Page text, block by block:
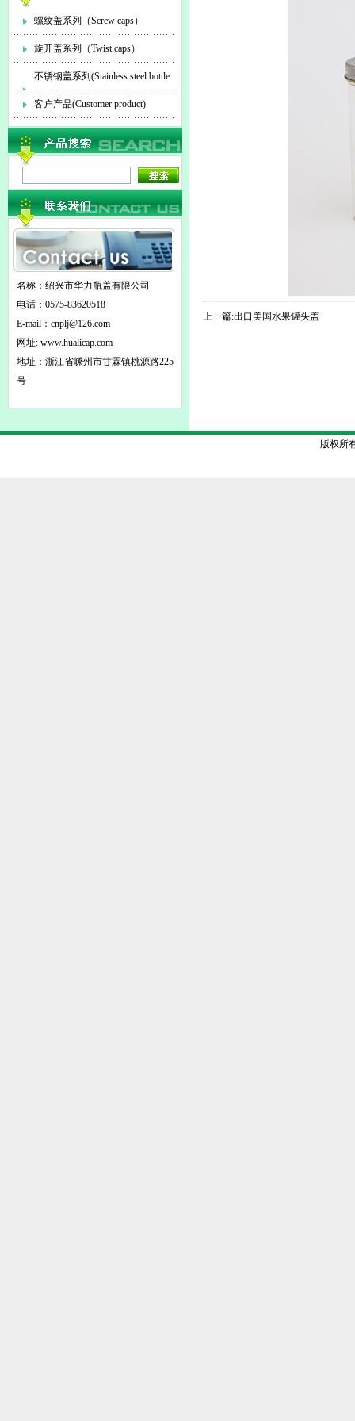
螺纹盖系列（Screw caps）
旋开盖系列（Twist caps）
不锈钢盖系列(Stainless steel bottle
cap)
客户产品(Customer product)
名称：绍兴市华力瓶盖有限公司
电话：0575-83620518
E-mail： cnplj@126.com
网址: www.hualicap.com
地址：浙江省嵊州市甘霖镇桃源路225
号
上一篇:出口美国水果罐头盖
版权所